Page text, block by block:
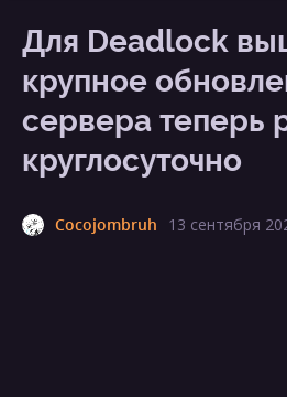
Для Deadlock
крупное
сервера теперь
круглосуточно
Cocojombruh 13 сентября